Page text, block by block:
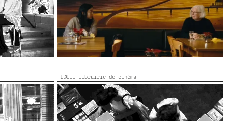
FIDŒil librairie de cinéma
FIDŒIL LIBRAIRIE DE CINÉMA